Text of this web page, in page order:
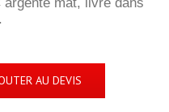
AU DEVIS